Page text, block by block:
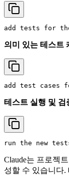
의미 있는 테스트
테스트 실행 및 검
Claude는 프로젝
성할 수 있습니다.